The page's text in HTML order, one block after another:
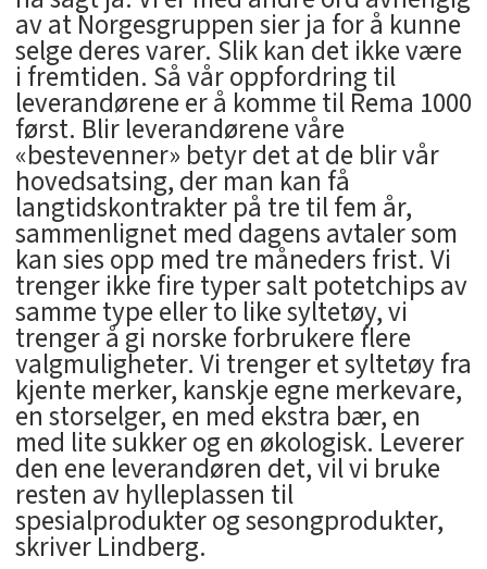
av at Norgesgruppen sier ja for å kunne
selge deres varer. Slik kan det ikke være
i fremtiden. Så vår oppfordring til
leverandørene er å komme til Rema 1000
først. Blir leverandørene våre
«bestevenner» betyr det at de blir vår
hovedsatsing, der man kan få
langtidskontrakter på tre til fem år,
sammenlignet med dagens avtaler som
kan sies opp med tre måneders frist. Vi
trenger ikke fire typer salt potetchips av
samme type eller to like syltetøy, vi
trenger å gi norske forbrukere flere
valgmuligheter. Vi trenger et syltetøy fra
kjente merker, kanskje egne merkevare,
en storselger, en med ekstra bær, en
med lite sukker og en økologisk. Leverer
den ene leverandøren det, vil vi bruke
resten av hylleplassen til
spesialprodukter og sesongprodukter,
skriver Lindberg.